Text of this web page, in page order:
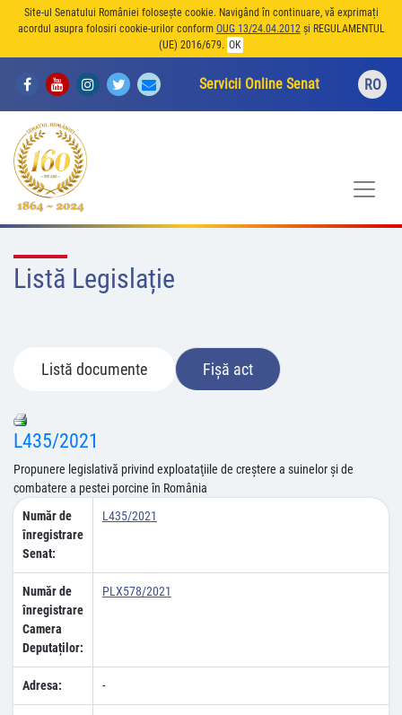
Site-ul Senatului României folosește cookie. Navigând în continuare, vă exprimați
acordul asupra folosiri cookie-urilor conform OUG 13/24.04.2012și REGULAMENTUL
(UE) 2016/679. OK
Servicii Online Senat RO
Listă Legislație
Listă documente Fișă act
L435/2021
Propunere legislativă privind exploataţiile de creştere a suinelor şi de
combatere a pestei porcine în România
Număr de
înregistrare
Senat:
L435/2021
Număr de
înregistrare
Camera
Deputaților:
PLX578/2021
Adresa: -